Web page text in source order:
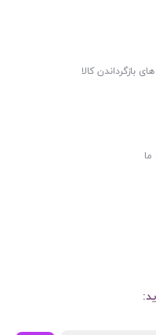
بازگرداندن کالا
ما